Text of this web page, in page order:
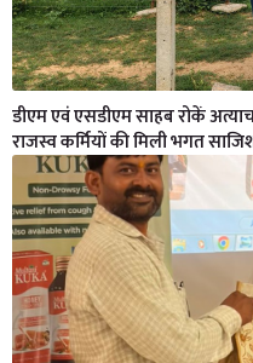
डीएम एवं एसडीएम साहब रोकें
राजस्व कर्मियों की मिली भगत